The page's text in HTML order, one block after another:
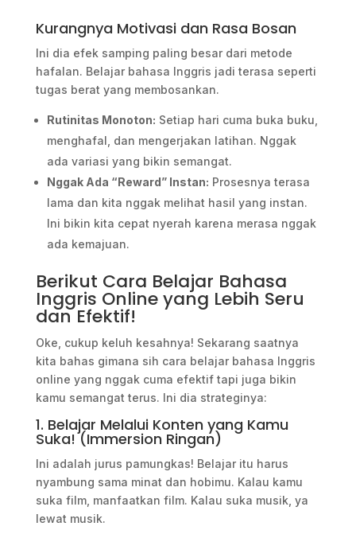
Kurangnya Motivasi dan Rasa Bosan
Ini dia efek samping paling besar dari metode
hafalan. Belajar bahasa Inggris jadi terasa seperti
tugas berat yang membosankan.
Rutinitas Monoton: Setiap hari cuma buka buku,
menghafal, dan mengerjakan latihan. Nggak
ada variasi yang bikin semangat.
Nggak Ada “Reward” Instan: Prosesnya terasa
lama dan kita nggak melihat hasil yang instan.
Ini bikin kita cepat nyerah karena merasa nggak
ada kemajuan.
Berikut Cara Belajar Bahasa
Inggris Online yang Lebih Seru
dan Efektif!
Oke, cukup keluh kesahnya! Sekarang saatnya
kita bahas gimana sih cara belajar bahasa Inggris
online yang nggak cuma efektif tapi juga bikin
kamu semangat terus. Ini dia strateginya:
1. Belajar Melalui Konten yang Kamu
Suka! (Immersion Ringan)
Ini adalah jurus pamungkas! Belajar itu harus
nyambung sama minat dan hobimu. Kalau kamu
suka film, manfaatkan film. Kalau suka musik, ya
lewat musik.